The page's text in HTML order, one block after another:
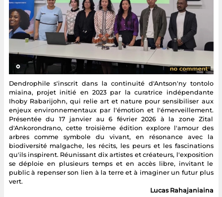
Dendrophile s'inscrit dans la continuité d'Antson'ny tontolo
miaina, projet initié en 2023 par la curatrice indépendante
Ihoby Rabarijohn, qui relie art et nature pour sensibiliser aux
enjeux environnementaux par l'émotion et l'émerveillement.
Présentée du 17 janvier au 6 février 2026 à la zone Zital
d'Ankorondrano, cette troisième édition explore l'amour des
arbres comme symbole du vivant, en résonance avec la
biodiversité malgache, les récits, les peurs et les fascinations
qu'ils inspirent. Réunissant dix artistes et créateurs, l'exposition
se déploie en plusieurs temps et en accès libre, invitant le
public à repenser son lien à la terre et à imaginer un futur plus
vert.
Lucas Rahajaniaina